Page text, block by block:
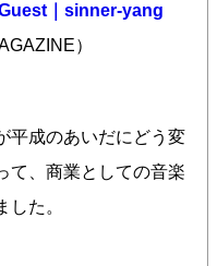
｜sinner-yang
）
平成のあいだにどう変
て、商業としての音楽
た。